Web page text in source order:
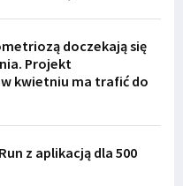
doczekają się
Projekt
kwietniu ma trafić do
z aplikacją dla 500